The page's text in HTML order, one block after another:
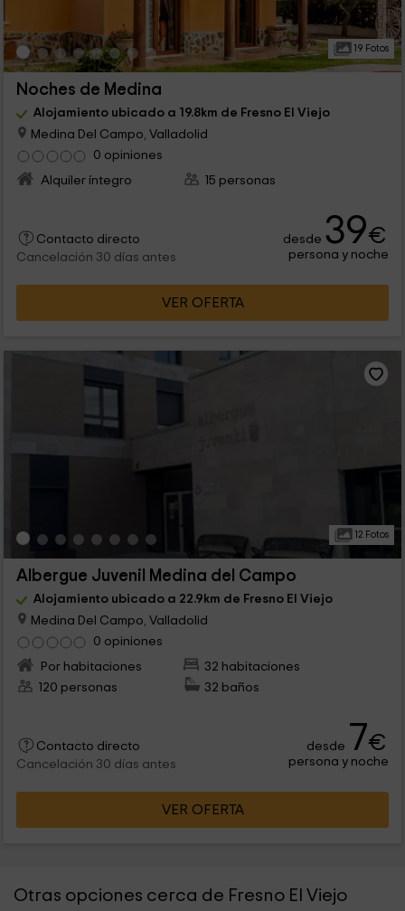
19 Fotos
Noches de Medina
Alojamiento ubicado a 19.8km de Fresno El Viejo
Medina Del Campo, Valladolid
0 opiniones
Alquiler íntegro
15 personas
Contacto directo
Cancelación 30 días antes
desde 39€
persona y noche
VER OFERTA
12 Fotos
Albergue Juvenil Medina del Campo
Alojamiento ubicado a 22.9km de Fresno El Viejo
Medina Del Campo, Valladolid
0 opiniones
Por habitaciones
32 habitaciones
120 personas
32 baños
Contacto directo
Cancelación 30 días antes
desde 7€
persona y noche
VER OFERTA
Otras opciones cerca de Fresno El Viejo